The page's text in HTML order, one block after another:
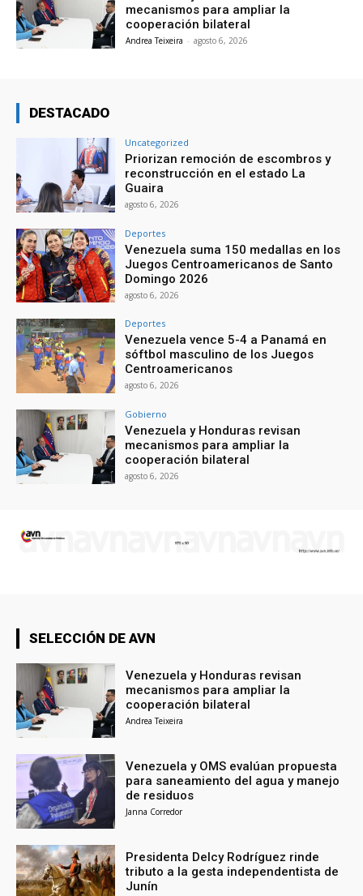
mecanismos para ampliar la
cooperación bilateral
Andrea Teixeira - agosto 6, 2026
DESTACADO
Uncategorized
Priorizan remoción de escombros y
reconstrucción en el estado La
Guaira
agosto 6, 2026
Deportes
Venezuela suma 150 medallas en los
Juegos Centroamericanos de Santo
Domingo 2026
agosto 6, 2026
Deportes
Venezuela vence 5-4 a Panamá en
sóftbol masculino de los Juegos
Centroamericanos
agosto 6, 2026
Gobierno
Venezuela y Honduras revisan
mecanismos para ampliar la
cooperación bilateral
agosto 6, 2026
SELECCIÓN DE AVN
Venezuela y Honduras revisan
mecanismos para ampliar la
cooperación bilateral
Andrea Teixeira
Venezuela y OMS evalúan propuesta
para saneamiento del agua y manejo
de residuos
Janna Corredor
Presidenta Delcy Rodríguez rinde
tributo a la gesta independentista de
Junín